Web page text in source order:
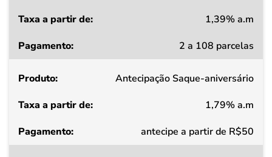
a
de
Pagamento
1,39% a.m
2 a 108 parcelas
Antecipação Saque-aniversário
1,79% a.m
antecipe a partir de R$50